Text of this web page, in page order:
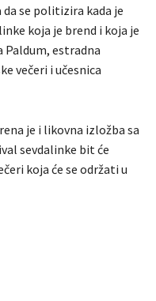
se politizira kada je
koja je brend i koja je
Paldum, estradna
večeri i učesnica
je i likovna izložba sa
sevdalinke bit će
koja će se održati u